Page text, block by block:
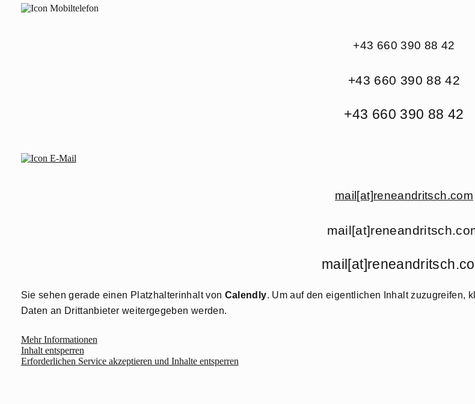
+43 660 390 88 42
+43 660 390 88 42
+43 660 390 88 42
mail[at]reneandritsch.com
Sie sehen gerade einen Platzhalterinhalt von Calendly. Um auf den eigentlichen Inhalt zuzugreifen,
Daten an Drittanbieter weitergegeben werden.
Mehr Informationen
Inhalt entsperren
Erforderlichen Service akzeptieren und Inhalte entsperren